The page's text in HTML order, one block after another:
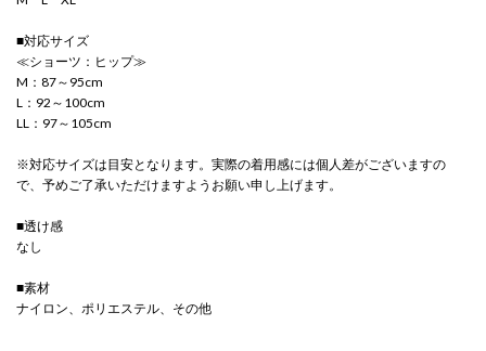
■対応サイズ
≪ショーツ：ヒップ≫
M：87～95cm
L：92～100cm
LL：97～105cm
※対応サイズは目安となります。実際の着用感には個人差がございますの
で、予めご了承いただけますようお願い申し上げます。
■透け感
なし
■素材
ナイロン、ポリエステル、その他